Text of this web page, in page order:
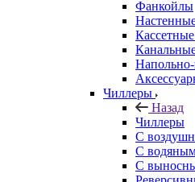
Фанкойлы
Чиллеры
Назад
Чиллеры
С
С
С